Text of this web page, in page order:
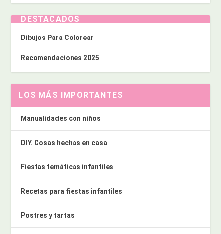
DESTACADOS
Dibujos Para Colorear
Recomendaciones 2025
LOS MÁS IMPORTANTES
Manualidades con niños
DIY. Cosas hechas en casa
Fiestas temáticas infantiles
Recetas para fiestas infantiles
Postres y tartas